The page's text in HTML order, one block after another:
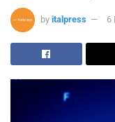
by italpress 6